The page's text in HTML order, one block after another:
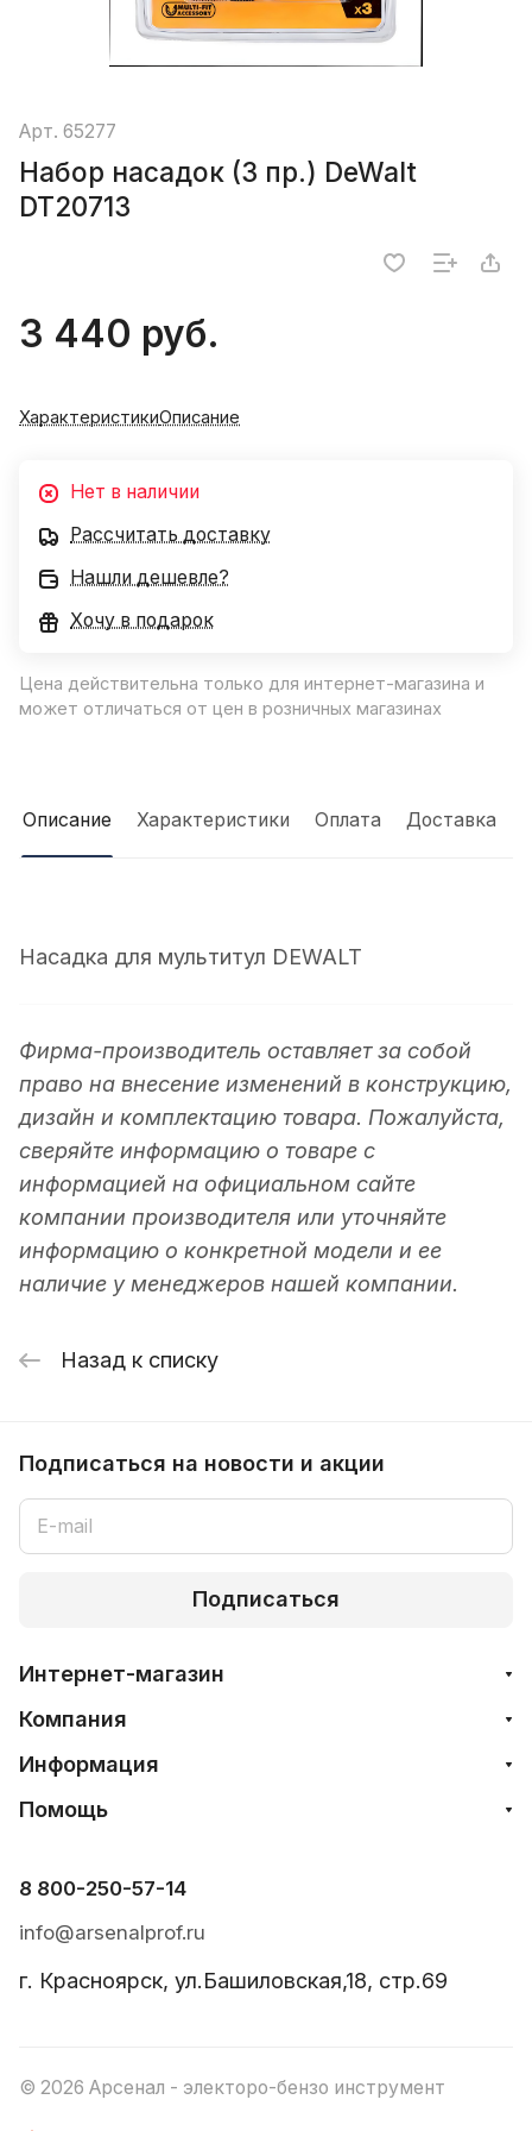
Арт. 65277
Набор насадок (3 пр.) DeWalt
DT20713
3 440 руб.
ХарактеристикиОписание
Нет в наличии
Рассчитать доставку
Нашли дешевле?
Хочу в подарок
Цена действительна только для интернет-магазина и
может отличаться от цен в розничных магазинах
Описание Характеристики Оплата Доставка
Насадка для мультитул DEWALT
Фирма-производитель оставляет за собой
право на внесение изменений в конструкцию,
дизайн и комплектацию товара. Пожалуйста,
сверяйте информацию о товаре с
информацией на официальном сайте
компании производителя или уточняйте
информацию о конкретной модели и ее
наличие у менеджеров нашей компании.
Назад к списку
Подписаться на новости и акции
Подписаться
Интернет-магазин
Компания
Информация
Помощь
8 800-250-57-14
info@arsenalprof.ru
г. Красноярск, ул.Башиловская,18, стр.69
© 2026 Арсенал - электоро-бензо инструмент